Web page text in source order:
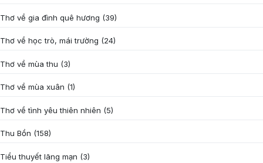
Thơ về gia đình quê hương (39)
Thơ về học trò, mái trường (24)
Thơ về mùa thu (3)
Thơ về mùa xuân (1)
Thơ về tình yêu thiên nhiên (5)
Thu Bồn (158)
Tiểu thuyết lãng mạn (3)